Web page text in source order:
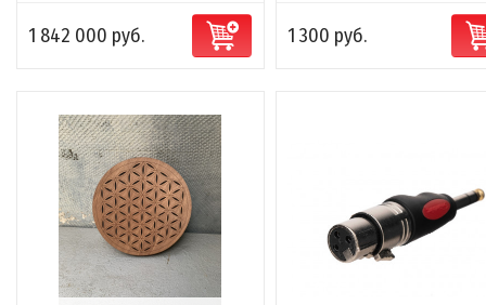
1 842 000 руб. 1 300 руб.